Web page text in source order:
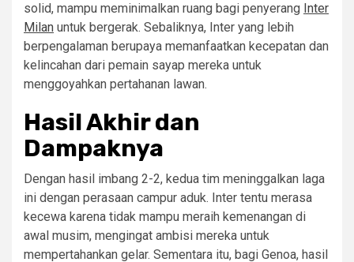
solid, mampu meminimalkan ruang bagi penyerang Inter
Milan untuk bergerak. Sebaliknya, Inter yang lebih
berpengalaman berupaya memanfaatkan kecepatan dan
kelincahan dari pemain sayap mereka untuk
menggoyahkan pertahanan lawan.
Hasil Akhir dan
Dampaknya
​Dengan hasil imbang 2-2, kedua tim meninggalkan laga
ini dengan perasaan campur aduk.​ Inter tentu merasa
kecewa karena tidak mampu meraih kemenangan di
awal musim, mengingat ambisi mereka untuk
mempertahankan gelar. Sementara itu, bagi Genoa, hasil